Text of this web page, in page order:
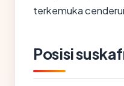
terkemuka
Posisi